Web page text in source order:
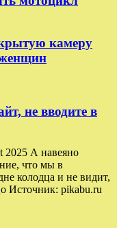
камеру
женщин
не вводите в
2025 А навеяно
что мы в
колодца и не видит,
Источник: pikabu.ru